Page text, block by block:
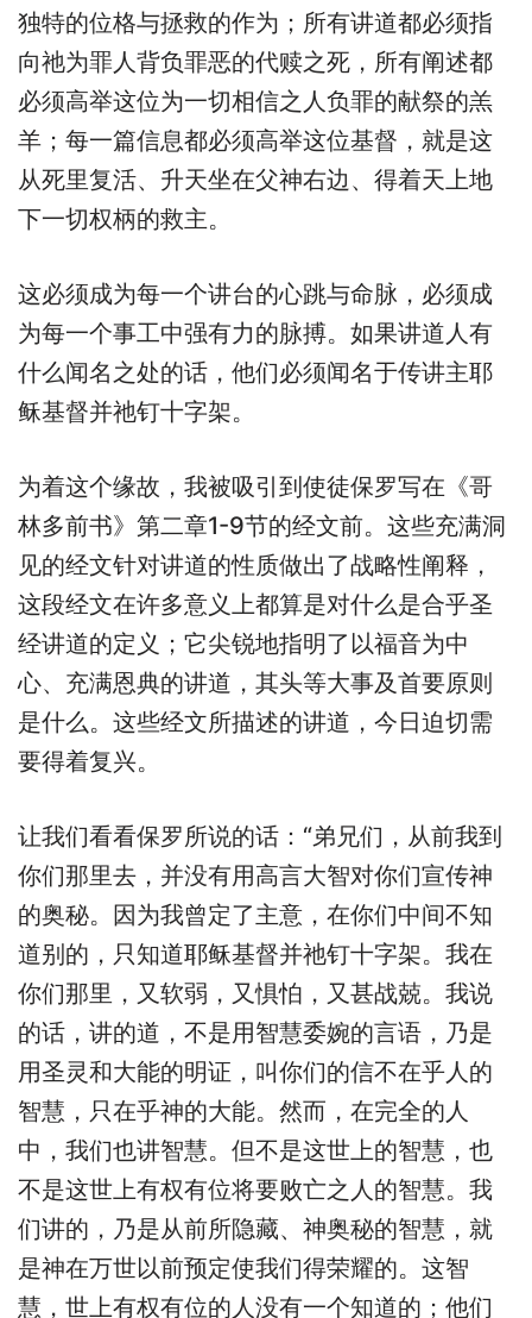
独特的位格与拯救的作为；所有讲道都必须指
向祂为罪人背负罪恶的代赎之死，所有阐述都
必须高举这位为一切相信之人负罪的献祭的羔
羊；每一篇信息都必须高举这位基督，就是这
从死里复活、升天坐在父神右边、得着天上地
下一切权柄的救主。
这必须成为每一个讲台的心跳与命脉，必须成
为每一个事工中强有力的脉搏。如果讲道人有
什么闻名之处的话，他们必须闻名于传讲主耶
稣基督并祂钉十字架。
为着这个缘故，我被吸引到使徒保罗写在《哥
林多前书》第二章1-9节的经文前。这些充满洞
见的经文针对讲道的性质做出了战略性阐释，
这段经文在许多意义上都算是对什么是合乎圣
经讲道的定义；它尖锐地指明了以福音为中
心、充满恩典的讲道，其头等大事及首要原则
是什么。这些经文所描述的讲道，今日迫切需
要得着复兴。
让我们看看保罗所说的话：“弟兄们，从前我到
你们那里去，并没有用高言大智对你们宣传神
的奥秘。因为我曾定了主意，在你们中间不知
道别的，只知道耶稣基督并祂钉十字架。我在
你们那里，又软弱，又惧怕，又甚战兢。我说
的话，讲的道，不是用智慧委婉的言语，乃是
用圣灵和大能的明证，叫你们的信不在乎人的
智慧，只在乎神的大能。然而，在完全的人
中，我们也讲智慧。但不是这世上的智慧，也
不是这世上有权有位将要败亡之人的智慧。我
们讲的，乃是从前所隐藏、神奥秘的智慧，就
是神在万世以前预定使我们得荣耀的。这智
慧，世上有权有位的人没有一个知道的；他们